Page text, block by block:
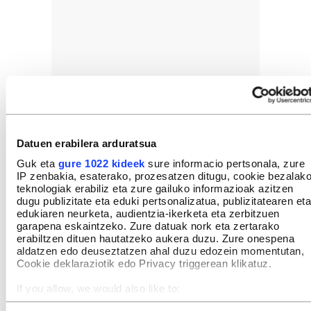
Datuen erabilera arduratsua
Guk eta gure 1022 kideek sure informacio pertsonala, zure
IP zenbakia, esaterako, prozesatzen ditugu, cookie bezalako
teknologiak erabiliz eta zure gailuko informazioak azitzen
dugu publizitate eta eduki pertsonalizatua, publizitatearen eta
edukiaren neurketa, audientzia-ikerketa eta zerbitzuen
garapena eskaintzeko. Zure datuak nork eta zertarako
erabiltzen dituen hautatzeko aukera duzu. Zure onespena
aldatzen edo deuseztatzen ahal duzu edozein momentutan,
Cookie deklaraziotik edo Privacy triggerean klikatuz.
If you allow, we would also like to:
Collect information about your geographical location